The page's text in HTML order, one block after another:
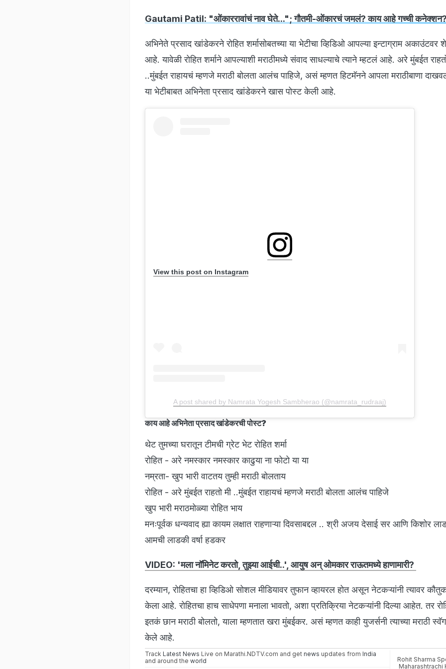
Gautami Patil: "ओंकाररावांचं नाव घेते..."; गौतमी-ओंकारचं जमलं? काय आहे गच्ची
अभिनेते प्रसाद खांडेकरने रोहित शर्मासोबतच्या या भेटीचा व्हिडिओ आपल्या इन्टाग्राम
आहे. यावेळी रोहित शर्माने आपल्याशी मराठीमध्ये संवाद साधल्याचे त्याने म्हटलं आहे. अरे मुंबईत
..मुंबईत राहायचं म्हणजे मराठी बोलता आलंच पाहिजे, असं म्हणत हिटमॅनने आपला मराठीबाणा
या भेटीबाबत अभिनेता प्रसाद खांडेकरने खास पोस्ट केली आहे.
View this post on Instagram
A post shared by Namrata Yogesh Sambherao (@namrata_rudraaj)
काय आहे अभिनेता प्रसाद खांडेकरची पोस्ट?
थेट तुमच्या घरातून टीमची ग्रेट भेट रोहित शर्मा
रोहित - अरे नमस्कार नमस्कार काढुया ना फोटो या या
नम्रता- खुप भारी वाटतय तुम्ही मराठी बोलताय
रोहित - अरे मुंबईत राहतो मी ..मुंबईत राहायचं म्हणजे मराठी बोलता आलंच पाहिजे
खुप भारी मराठमोळ्या रोहित भाय
मनःपूर्वक धन्यवाद ह्या कायम लक्षात राहणाऱ्या दिवसाबद्दल .. श्री अजय देसाई सर आणि किशोर
आमची लाडकी वर्षा हडकर
VIDEO: 'मला नॉमिनेट करतो, तुझ्या आईची..', आयुष अन् ओमकार राऊतमध्ये हाणामारी?
दरम्यान, रोहितचा हा व्हिडिओ सोशल मीडियावर तुफान व्हायरल होत असून नेटकऱ्यांनी त्यावर
केला आहे. रोहितचा हाच साधेपणा मनाला भावतो, अशा प्रतिक्रिया नेटकऱ्यांनी दिल्या आहेत. तर
इतकं छान मराठी बोलतो, याला म्हणतात खरा मुंबईकर. असं म्हणत काही युजर्सनी त्याच्या मराठी
केले आहे.
Track Latest News Live on Marathi.NDTV.com and get news updates from India
and around the world
Rohit Sharma
Maharashtrachi